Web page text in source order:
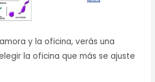
y la oficina, verás una
la oficina que más se ajuste